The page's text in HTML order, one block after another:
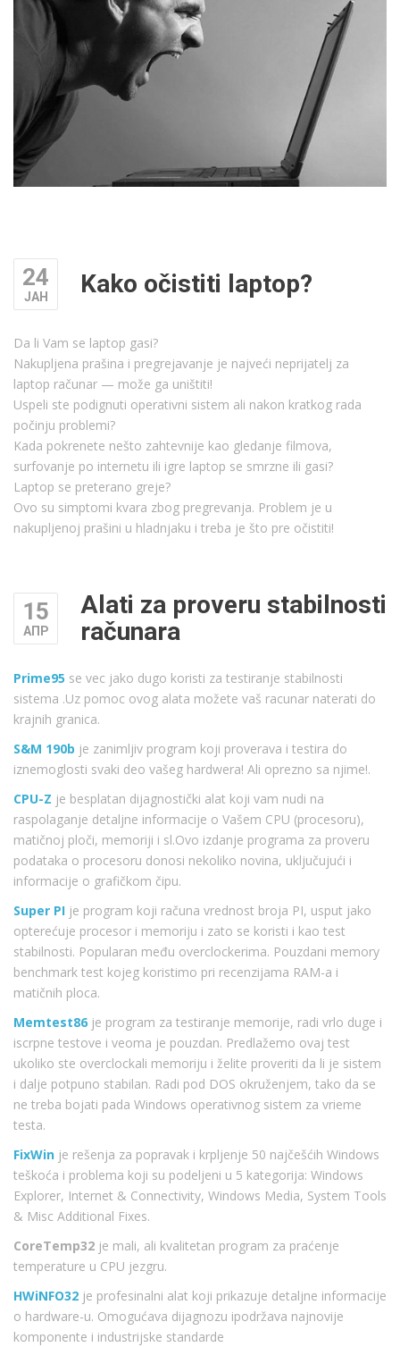
24
ЈАН Kako očistiti laptop?
Da li Vam se laptop gasi?
Nakupljena prašina i pregrejavanje je najveći neprijatelj za
laptop računar — može ga uništiti!
Uspeli ste podignuti operativni sistem ali nakon kratkog rada
počinju problemi?
Kada pokrenete nešto zahtevnije kao gledanje filmova,
surfovanje po internetu ili igre laptop se smrzne ili gasi?
Laptop se preterano greje?
Ovo su simptomi kvara zbog pregrevanja. Problem je u
nakupljenoj prašini u hladnjaku i treba je što pre očistiti!
15
АПР
Alati za proveru stabilnosti
računara
Prime95 se vec jako dugo koristi za testiranje stabilnosti
sistema .Uz pomoc ovog alata možete vaš racunar naterati do
krajnih granica.
S&M 190b je zanimljiv program koji proverava i testira do
iznemoglosti svaki deo vašeg hardwera! Ali oprezno sa njime!.
CPU-Z je besplatan dijagnostički alat koji vam nudi na
raspolaganje detaljne informacije o Vašem CPU (procesoru),
matičnoj ploči, memoriji i sl.Ovo izdanje programa za proveru
podataka o procesoru donosi nekoliko novina, uključujući i
informacije o grafičkom čipu.
Super PI je program koji računa vrednost broja PI, usput jako
opterećuje procesor i memoriju i zato se koristi i kao test
stabilnosti. Popularan među overclockerima. Pouzdani memory
benchmark test kojeg koristimo pri recenzijama RAM-a i
matičnih ploca.
Memtest86 je program za testiranje memorije, radi vrlo duge i
iscrpne testove i veoma je pouzdan. Predlažemo ovaj test
ukoliko ste overclockali memoriju i želite proveriti da li je sistem
i dalje potpuno stabilan. Radi pod DOS okruženjem, tako da se
ne treba bojati pada Windows operativnog sistem za vrieme
testa.
FixWin je rešenja za popravak i krpljenje 50 najčešćih Windows
teškoća i problema koji su podeljeni u 5 kategorija: Windows
Explorer, Internet & Connectivity, Windows Media, System Tools
& Misc Additional Fixes.
CoreTemp32 je mali, ali kvalitetan program za praćenje
temperature u CPU jezgru.
HWiNFO32 je profesinalni alat koji prikazuje detaljne informacije
o hardware-u. Omogućava dijagnozu ipodržava najnovije
komponente i industrijske standarde